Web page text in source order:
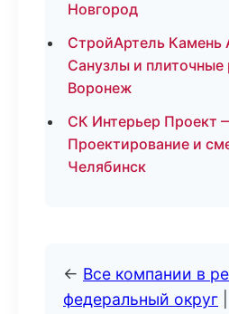
Новгород
СтройАртель
Санузлы и плиточные
Воронеж
СК Интерьер Проект
Проектирование и
Челябинск
← Все компании в
федеральный округ